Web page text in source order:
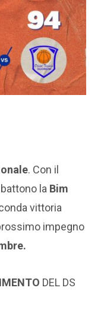
. Con il
la Bim
vittoria
impegno
DEL DS